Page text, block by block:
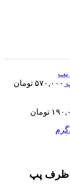
۵۷۰,۰۰۰ تومان
تومان